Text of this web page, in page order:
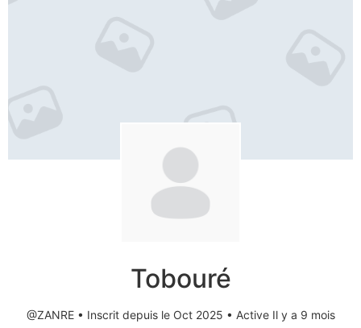
Tobouré
@ZANRE • Inscrit depuis le Oct 2025 • Active Il y a 9 mois